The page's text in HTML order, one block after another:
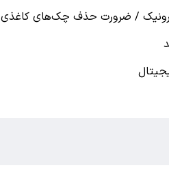
/ ضرورت حذف چک‌های کاغذی